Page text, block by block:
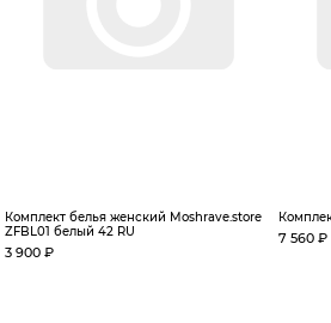
Комплект белья женский Moshrave.store
ZFBL01 белый 42 RU
3 900 ₽
7 560 ₽